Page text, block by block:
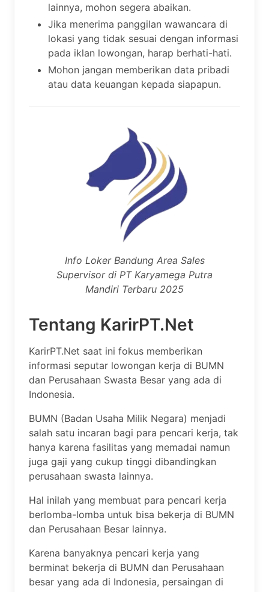
lainnya, mohon segera abaikan.
Jika menerima panggilan wawancara di
lokasi yang tidak sesuai dengan informasi
pada iklan lowongan, harap berhati-hati.
Mohon jangan memberikan data pribadi
atau data keuangan kepada siapapun.
Info Loker Bandung Area Sales
Supervisor di PT Karyamega Putra
Mandiri Terbaru 2025
Tentang KarirPT.Net
KarirPT.Net saat ini fokus memberikan
informasi seputar lowongan kerja di BUMN
dan Perusahaan Swasta Besar yang ada di
Indonesia.
BUMN (Badan Usaha Milik Negara) menjadi
salah satu incaran bagi para pencari kerja, tak
hanya karena fasilitas yang memadai namun
juga gaji yang cukup tinggi dibandingkan
perusahaan swasta lainnya.
Hal inilah yang membuat para pencari kerja
berlomba-lomba untuk bisa bekerja di BUMN
dan Perusahaan Besar lainnya.
Karena banyaknya pencari kerja yang
berminat bekerja di BUMN dan Perusahaan
besar yang ada di Indonesia, persaingan di